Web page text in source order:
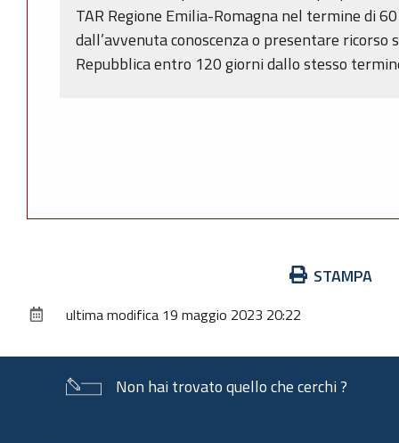
TAR Regione Emilia-Romagna nel termine di
dall’avvenuta conoscenza o presentare
Repubblica entro 120 giorni dallo stesso
documento
STAMPA
ultima modifica 19 maggio 2023 20:22
Non hai trovato quello che cerchi ?